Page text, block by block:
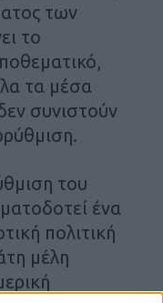
των
το
τα µέσα
συνιστούν
του
ένα
πολιτική
µέλη